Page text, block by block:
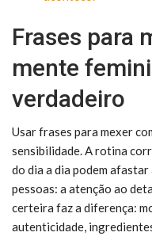
Frases para
mente
verdadeiro
Usar frases para mexer
sensibilidade. A rotina
do dia a dia podem
pessoas: a atenção ao
certeira faz a diferença:
autenticidade,